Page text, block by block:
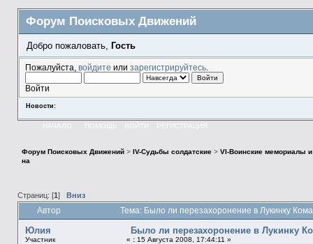
Форум Поисковых Движений
Добро пожаловать, Гость
Пожалуйста, войдите или зарегистрируйтесь.
Войти
Новости:
НАЧАЛО ПОМОЩЬ ВОЙТИ РЕГИСТРАЦИЯ
Форум Поисковых Движений> IV-Судьбы солдатские> VI-Воинские мемориалы и
на
Страниц: [1 ] Вниз
Автор Тема: Было ли перезахоронение в Лукинку
Юлия
Участник
Было ли перезахоронение в Лукинку
« :15 Августа 2008, 17:44:11 »